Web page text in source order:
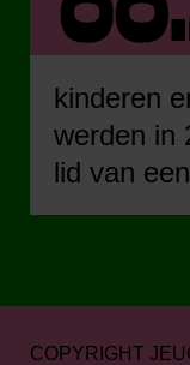
kinderen
werden in
lid van
COPYRIGHT